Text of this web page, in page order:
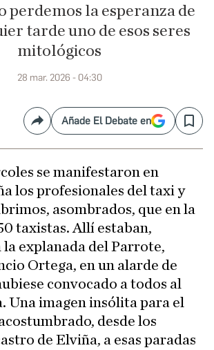
perdemos la esperanza de
tarde uno de esos seres
mitológicos
28 mar. 2026 - 04:30
CompartirAñade El Debate en Save
se manifestaron en
los profesionales del taxi y
asombrados, que en la
taxistas. Allí estaban,
la explanada del Parrote,
Ortega, en un alarde de
convocado a todos al
Una imagen insólita para el
desde los
de Elviña, a esas paradas